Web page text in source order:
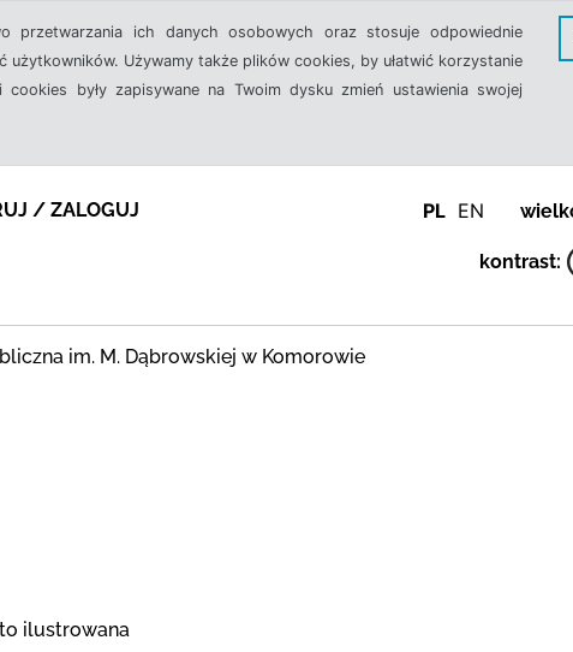
przetwarzania ich danych osobowych oraz stosuje odpowiednie
Używamy także plików cookies, by ułatwić korzystanie
były zapisywane na Twoim dysku zmień ustawienia swojej
/ ZALOGUJ PL EN
kontrast:
im. M. Dąbrowskiej w Komorowie
ilustrowana